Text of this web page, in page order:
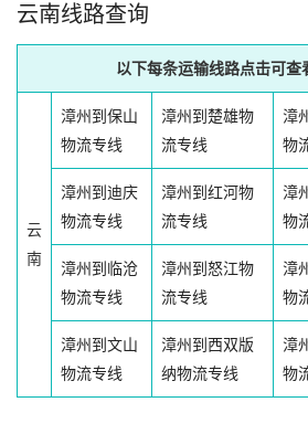
云南线路查询
以下每条运输线路点击可查
云
南
漳州到保山
物流专线
漳州到楚雄物
流专线
漳
物
漳州到迪庆
物流专线
漳州到红河物
流专线
漳
物
漳州到临沧
物流专线
漳州到怒江物
流专线
漳
物
漳州到文山
物流专线
漳州到西双版
纳物流专线
漳
物